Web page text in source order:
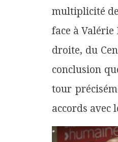
multiplicité
face à Valérie
droite, du
conclusion
tour
accords avec